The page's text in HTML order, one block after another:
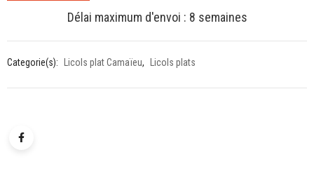
Délai maximum d'envoi : 8 semaines
Categorie(s): Licols plat Camaïeu, Licols plats